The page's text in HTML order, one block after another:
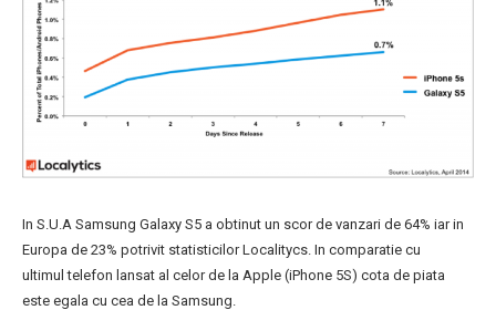
In S.U.A Samsung Galaxy S5 a obtinut un scor de vanzari de 64% iar in
Europa de 23% potrivit statisticilor Localitycs. In comparatie cu
ultimul telefon lansat al celor de la Apple (iPhone 5S) cota de piata
este egala cu cea de la Samsung.